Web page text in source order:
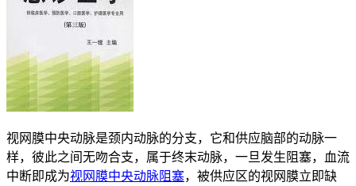
视网膜中央动脉是颈内动脉的分支，它和供应脑部的动脉一
样，彼此之间无吻合支，属于终末动脉，一旦发生阻塞，血流
中断即成为视网膜中央动脉阻塞，被供应区的视网膜立即缺